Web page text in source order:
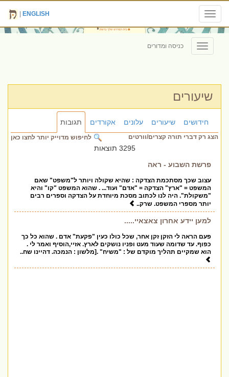
Toggle
navigation
ENGLISH
Toggle
navigation
כניסה ומדורים
שיעורים
חידושים שיעורים עלונים אקורדים תגובות
לחיפוש מדוייק יותר לחצו כאן הצג רק דברי תורה קצרים/וורטים
3295 תוצאות
פרשת השבוע - ראה
עצוב שכך מסתכמת הצדקה : שהיא שקולה ויותר ל"משפט" שאם
המשפט = "ארץ" הצדקה = "אדם" ועוד... . שהוא המשפט "קו" והיא
"משקולת". היה לנו לכתוב מסכת מיוחדת על הצדקה וספרים רבים
יותר מספרי המשפט. שרק..
למען יידע אחרון צאצאיי.....
פעם הראה לי הזקן זקן אחר, שכל כולו כעין "פקעת" אדם . שהוא כל כך
כפוף. עד שדומה שעוד מעט ופניו נושקים לארץ. אזיי,הוסיף ואמר לי .
הוא שמקיים תהליך מוקדם של : "משיח" .[מלשון : הנמכה. דהיינו שח..